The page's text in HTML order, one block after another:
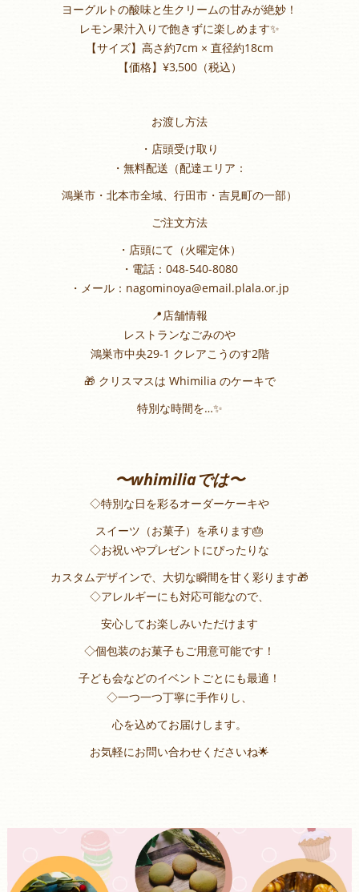
ヨーグルトの酸味と生クリームの甘みが絶妙！
レモン果汁入りで飽きずに楽しめます✨
【サイズ】高さ約7cm × 直径約18cm
【価格】¥3,500（税込）
お渡し方法
・店頭受け取り
・無料配送（配達エリア：
鴻巣市・北本市全域、行田市・吉見町の一部）
ご注文方法
・店頭にて（火曜定休）
・電話：048-540-8080
・メール：nagominoya@email.plala.or.jp
📍店舗情報
レストランなごみのや
鴻巣市中央29-1 クレアこうのす2階
🎁 クリスマスは Whimilia のケーキで
特別な時間を…✨
〜whimiliaでは〜
◇特別な日を彩るオーダーケーキや
スイーツ（お菓子）を承ります🎂
◇お祝いやプレゼントにぴったりな
カスタムデザインで、大切な瞬間を甘く彩ります🎁
◇アレルギーにも対応可能なので、
安心してお楽しみいただけます
◇個包装のお菓子もご用意可能です！
子ども会などのイベントごとにも最適！
◇一つ一つ丁寧に手作りし、
心を込めてお届けします。
お気軽にお問い合わせくださいね🌟